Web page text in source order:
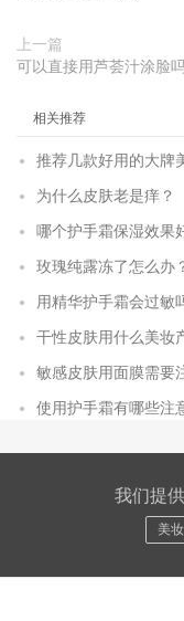
上一篇
可以直接用芦荟汁涂脸
相关推荐
推荐几款好用的大牌
为什么皮肤老是痒？
哪个护手霜保湿效果
玫瑰纯露冻了怎么办
用精华护手霜会过敏
干性皮肤用什么美妆
敏感皮肤用面膜需要
使用护手霜有哪些注
我们提
美